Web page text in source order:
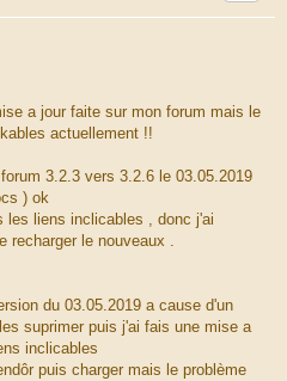
a jour faite sur mon forum mais le
actuellement !!
3.2.3 vers 3.2.6 le 03.05.2019
) ok
les liens inclicables , donc j'ai
recharger le nouveaux .
du 03.05.2019 a cause d'un
suprimer puis j'ai fais une mise a
inclicables
puis charger mais le problème